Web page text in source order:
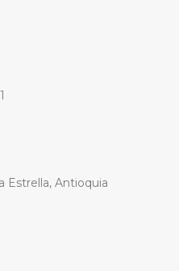
Estrella, Antioquia